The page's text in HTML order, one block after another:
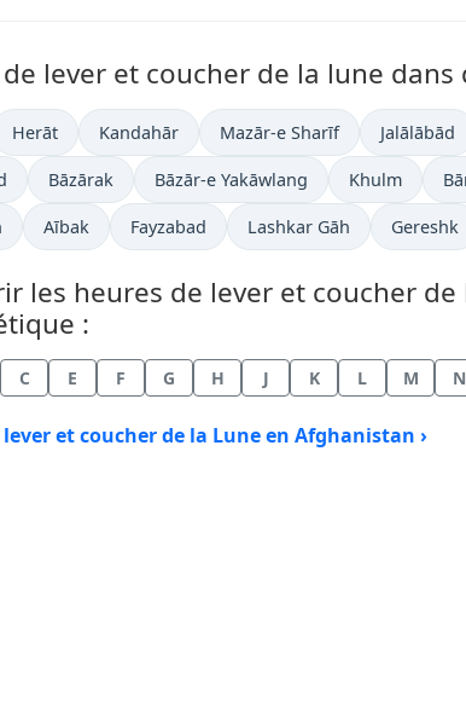
lever et coucher de la lune
Herāt Kandahār Mazār-e Sharīf Jalālābād
Bāzārak Bāzār-e Yakāwlang Khulm
Aībak Fayzabad Lashkar Gāh Gereshk
les heures de lever et coucher
:
C E F G H J K L M N
lever et coucher de la Lune en Afghanistan ›